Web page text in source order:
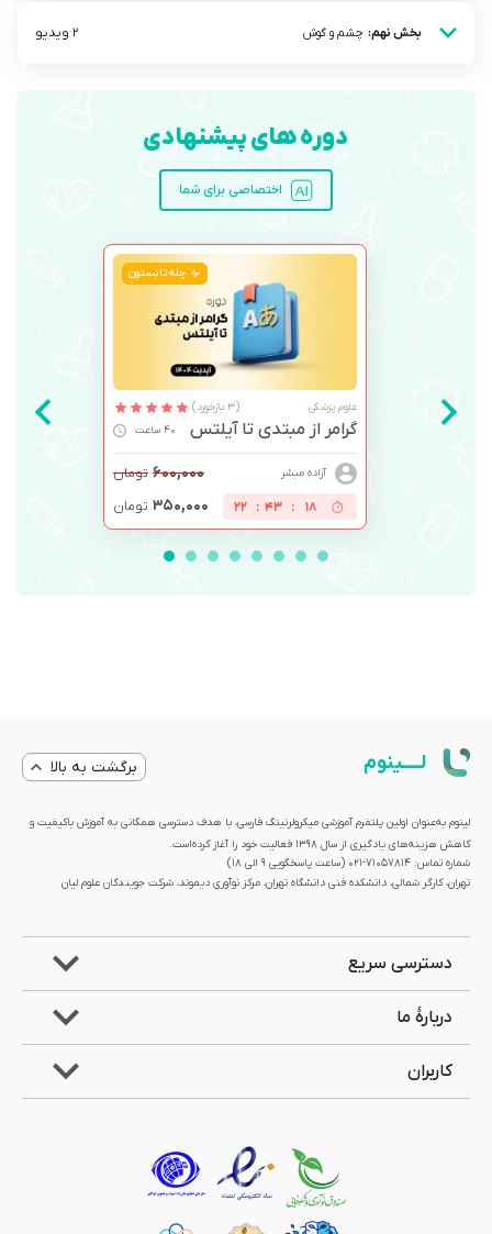
بخش نهم: چشم و گوش 2 ویدیو
دوره های پیشنهادی
اختصاصی برای شما
چله تابستون
علوم پزشکی (3 بازخورد)
گرامر از مبتدی تا آیلتس 40 ساعت
آزاده مبشر ۶۰۰,۰۰۰ تومان
17
:
43
:
22 ۳۵۰,۰۰۰ تومان
لــــینوم برگشت به بالا
لینوم به‌عنوان اولین پلتفرم آموزشی میکرولرنینگ فارسی، با هدف دسترسی همگانی به آموزش باکیفیت و
کاهش هزینه‌های یادگیری از سال 1398 فعالیت خود را آغاز کرده‌است.
شماره تماس: 71057814-021 (ساعت پاسخگویی ۹ الی ۱۸)
تهران، کارگر شمالی، دانشکده فنی دانشگاه تهران، مرکز نوآوری دیموند، شرکت جویندگان علوم لیان
دسترسی سریع
دربارۀ ما
کاربران